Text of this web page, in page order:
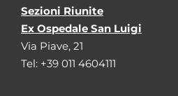
Sezioni Riunite
Ex Ospedale San Luigi
Via Piave, 21
Tel: +39 011 4604111